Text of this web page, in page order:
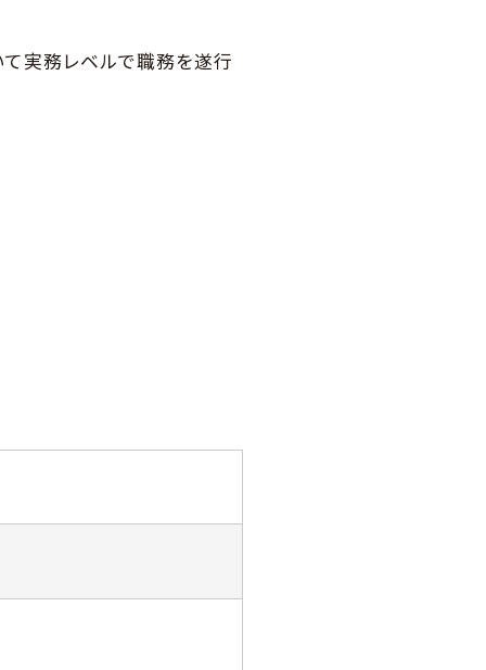
て実務レベルで職務を遂行